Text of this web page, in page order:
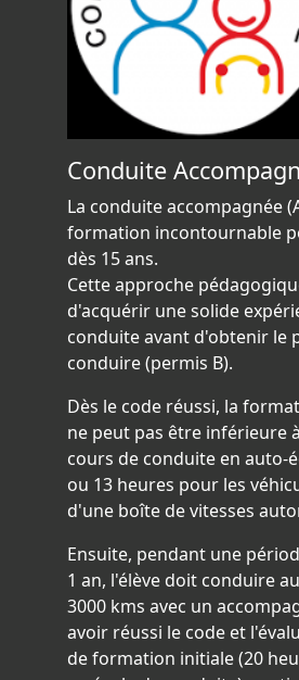
Conduite
La conduite accompagnée
formation incontournable
dès 15 ans.
Cette approche
d'acquérir une solide
conduite avant d'obtenir le
conduire (permis B).
Dès le code réussi, la
ne peut pas être inférieure
cours de conduite en auto-
ou 13 heures pour les
d'une boîte de vitesses
Ensuite, pendant une
1 an, l'élève doit conduire
3000 kms avec un
avoir réussi le code et
de formation initiale (20